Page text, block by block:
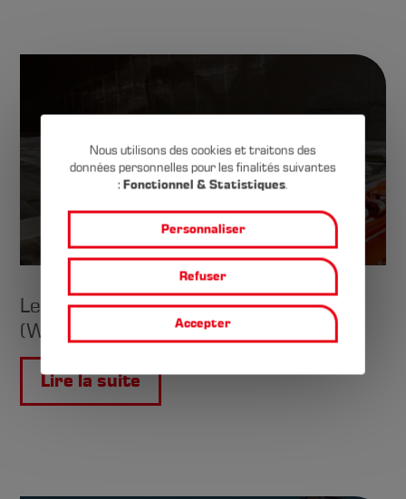
Les remorques à plancher mobile
(Walking‑Floor)
Lire la suite
Cookie-
Einstellungen
Nous utilisons des cookies et traitons des
données personnelles pour les finalités suivantes
: Fonctionnel & Statistiques.
Personnaliser
Refuser
Accepter